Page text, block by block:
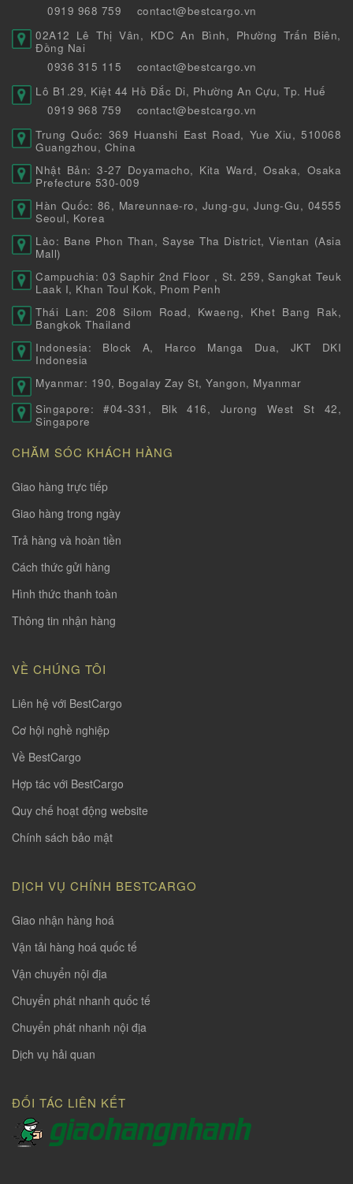
0919 968 759
contact@bestcargo.vn
02A12 Lê Thị Vân, KDC An Bình, Phường Trấn Biên,
Đồng Nai
0936 315 115
contact@bestcargo.vn
Lô B1.29, Kiệt 44 Hồ Đắc Di, Phường An Cựu, Tp. Huế
0919 968 759
contact@bestcargo.vn
Trung Quốc: 369 Huanshi East Road, Yue Xiu, 510068
Guangzhou, China
Nhật Bản: 3-27 Doyamacho, Kita Ward, Osaka, Osaka
Prefecture 530-009
Hàn Quốc: 86, Mareunnae-ro, Jung-gu, Jung-Gu, 04555
Seoul, Korea
Lào: Bane Phon Than, Sayse Tha District, Vientan (Asia
Mall)
Campuchia: 03 Saphir 2nd Floor , St. 259, Sangkat Teuk
Laak I, Khan Toul Kok, Pnom Penh
Thái Lan: 208 Silom Road, Kwaeng, Khet Bang Rak,
Bangkok Thailand
Indonesia: Block A, Harco Manga Dua, JKT DKI
Indonesia
Myanmar: 190, Bogalay Zay St, Yangon, Myanmar
Singapore: #04-331, Blk 416, Jurong West St 42,
Singapore
CHĂM SÓC KHÁCH HÀNG
Giao hàng trực tiếp
Giao hàng trong ngày
Trả hàng và hoàn tiền
Cách thức gửi hàng
Hình thức thanh toàn
Thông tin nhận hàng
VỀ CHÚNG TÔI
Liên hệ với BestCargo
Cơ hội nghề nghiệp
Về BestCargo
Hợp tác với BestCargo
Quy chế hoạt động website
Chính sách bảo mật
DỊCH VỤ CHÍNH BESTCARGO
Giao nhận hàng hoá
Vận tải hàng hoá quốc tế
Vận chuyển nội địa
Chuyển phát nhanh quốc tế
Chuyển phát nhanh nội địa
Dịch vụ hải quan
ĐỐI TÁC LIÊN KẾT